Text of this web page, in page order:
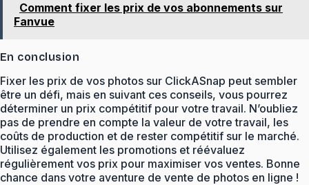
Comment fixer les prix de vos abonnements sur
Fanvue
En conclusion
Fixer les prix de vos photos sur ClickASnap peut sembler
être un défi, mais en suivant ces conseils, vous pourrez
déterminer un prix compétitif pour votre travail. N’oubliez
pas de prendre en compte la valeur de votre travail, les
coûts de production et de rester compétitif sur le marché.
Utilisez également les promotions et réévaluez
régulièrement vos prix pour maximiser vos ventes. Bonne
chance dans votre aventure de vente de photos en ligne !